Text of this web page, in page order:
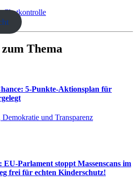
Chatkontrolle
Thema
5-Punkte-Aktionsplan für
Demokratie und Transparenz
Parlament stoppt Massenscans im
frei für echten Kinderschutz!